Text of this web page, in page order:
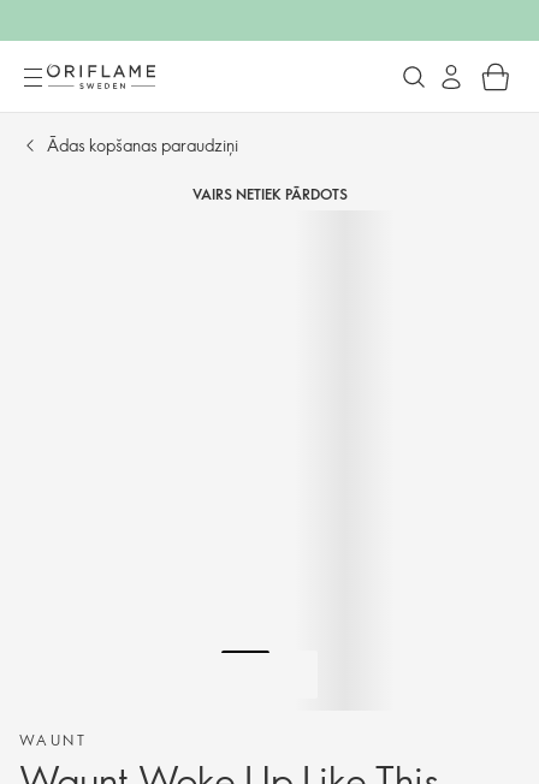
Ādas kopšanas paraudziņi
VAIRS NETIEK PĀRDOTS
WAUNT